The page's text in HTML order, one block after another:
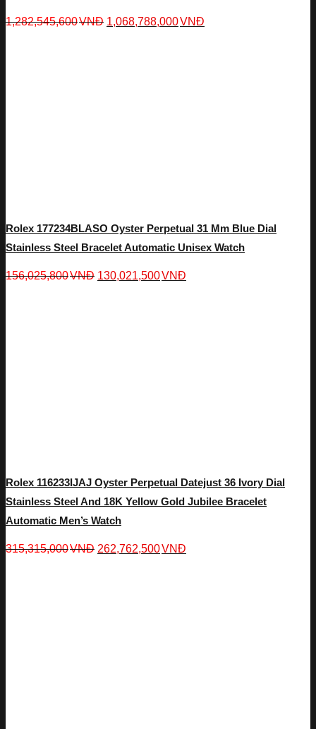
1,282,545,600VNĐ 1,068,788,000VNĐ
Rolex 177234BLASO Oyster Perpetual 31 Mm Blue Dial
Stainless Steel Bracelet Automatic Unisex Watch
156,025,800VNĐ 130,021,500VNĐ
Rolex 116233IJAJ Oyster Perpetual Datejust 36 Ivory Dial
Stainless Steel And 18K Yellow Gold Jubilee Bracelet
Automatic Men’s Watch
315,315,000VNĐ 262,762,500VNĐ